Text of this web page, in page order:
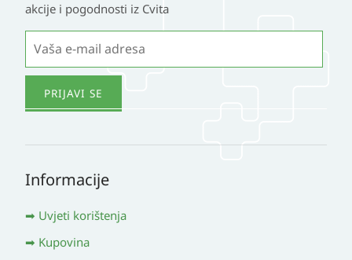
akcije i pogodnosti iz Cvita
Informacije
Uvjeti korištenja
Kupovina